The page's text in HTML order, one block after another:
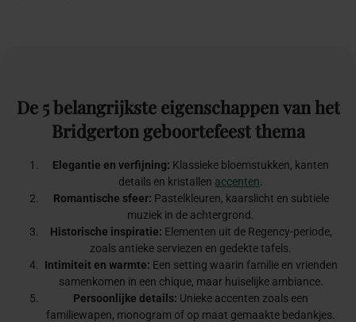
De 5belangrijkste eigenschappenvanhet
Bridgerton geboortefeestthema
Elegantie en verfijning: Klassieke bloemstukken, kanten
details en kristallen accenten
Romantische sfeer: Pastelkleuren, kaarslicht en subtiele
muziek in de achtergrond.
Historische inspiratie: Elementen uit de Regency-periode,
zoals antieke serviezen en gedekte tafels.
Intimiteit en warmte: Een setting waarin familie en vrienden
samenkomen in een chique, maar huiselijke ambiance.
Persoonlijke details: Unieke accenten zoals een
familiewapen, monogram of op maat gemaakte bedankjes.